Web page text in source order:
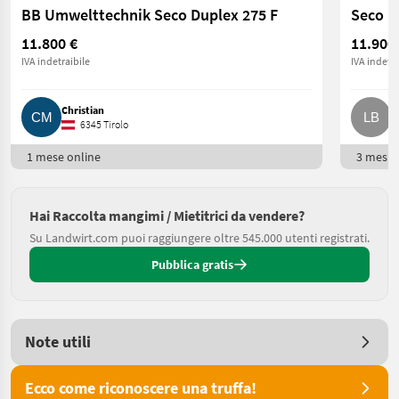
BB Umwelttechnik Seco Duplex 275 F
11.800 €
IVA indetraibile
Christian
6345 Tirolo
1 mese online
11.900
IVA
3 mesi
Hai Raccolta mangimi / Mietitrici da vendere?
Su Landwirt.com puoi raggiungere oltre 545.000 utenti registrati.
Pubblica gratis
Note utili
Ecco come riconoscere una truffa!